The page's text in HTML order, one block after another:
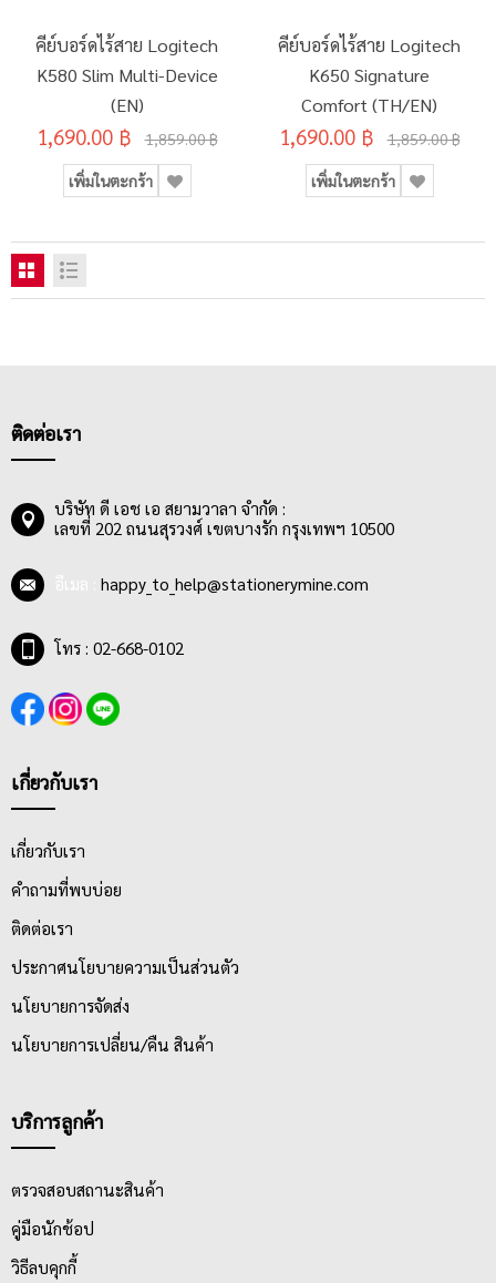
คีย์บอร์ดไร้สาย Logitech
K580 Slim Multi-Device
(EN)
1,690.00 ฿ 1,859.00 ฿
เพิ่มในตะกร้า
คีย์บอร์ดไร้สาย Logitech
K650 Signature
Comfort (TH/EN)
1,690.00 ฿ 1,859.00 ฿
เพิ่มในตะกร้า
ติดต่อเรา
บริษัท ดี เอช เอ สยามวาลา จำกัด :
เลขที่ 202 ถนนสุรวงศ์ เขตบางรัก กรุงเทพฯ 10500
happy_to_help@stationerymine.com
โทร : 02-668-0102
เกี่ยวกับเรา
เกี่ยวกับเรา
คำถามที่พบบ่อย
ติดต่อเรา
ประกาศนโยบายความเป็นส่วนตัว
นโยบายการจัดส่ง
นโยบายการเปลี่ยน/คืน สินค้า
บริการลูกค้า
ตรวจสอบสถานะสินค้า
คู่มือนักช้อป
วิธีลบคุกกี้